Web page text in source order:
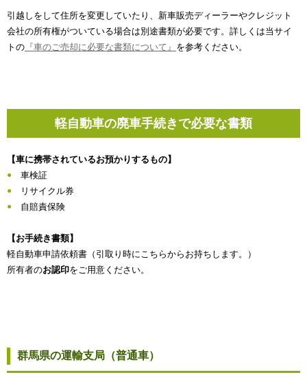
引越しをして住所を変更していたり、新車販売ディーラーやクレジット
会社の所有権がついている場合は別途書類が必要です。詳しくは当サイ
トの 『車のご売却に必要な書類について』 を参考ください。
軽自動車の廃車手続きで必要な書類
【車に携帯されているお預かりするもの】
車検証
リサイクル券
自賠責保険
【お手続き書類】
軽自動車申請依頼書（引取り時にこちらからお持ちします。）
所有者のお認印をご用意ください。
群馬県の運輸支局（普通車）